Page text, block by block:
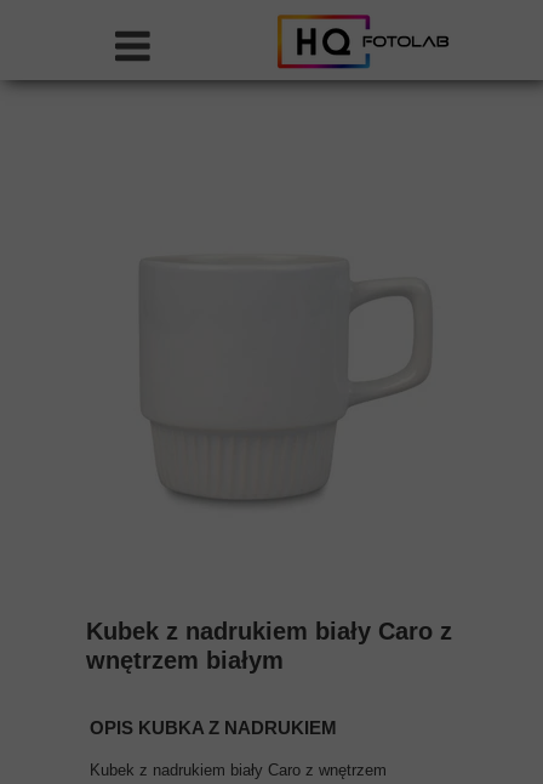
Kubek z nadrukiem biały Caro z
wnętrzem białym
OPIS KUBKA Z NADRUKIEM
Kubek z nadrukiem biały Caro z wnętrzem